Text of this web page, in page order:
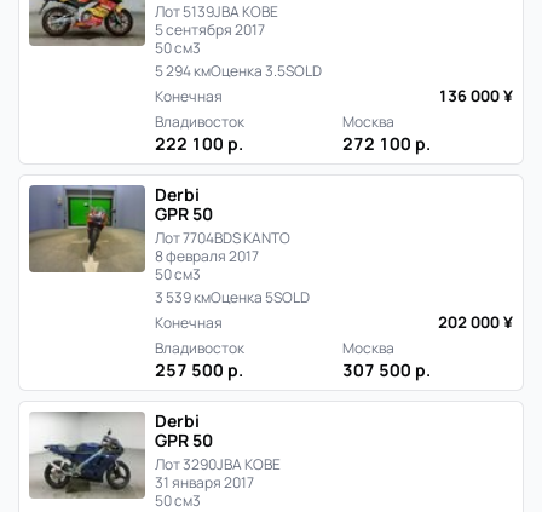
Лот 5139JBA KOBE
5 сентября 2017
50 см3
5 294 кмОценка 3.5SOLD
Конечная
136 000 ¥
Владивосток
222 100 р.
Москва
272 100 р.
Derbi
GPR 50
Лот 7704BDS KANTO
8 февраля 2017
50 см3
3 539 кмОценка 5SOLD
Конечная
202 000 ¥
Владивосток
257 500 р.
Москва
307 500 р.
Derbi
GPR 50
Лот 3290JBA KOBE
31 января 2017
50 см3